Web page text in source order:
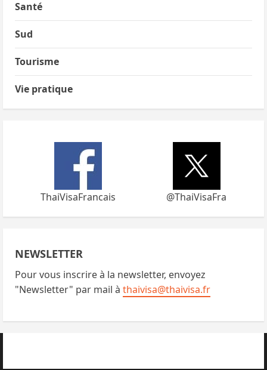
Santé
Sud
Tourisme
Vie pratique
ThaiVisaFrancais @ThaiVisaFra
NEWSLETTER
Pour vous inscrire à la newsletter, envoyez
"Newsletter" par mail à thaivisa@thaivisa.fr